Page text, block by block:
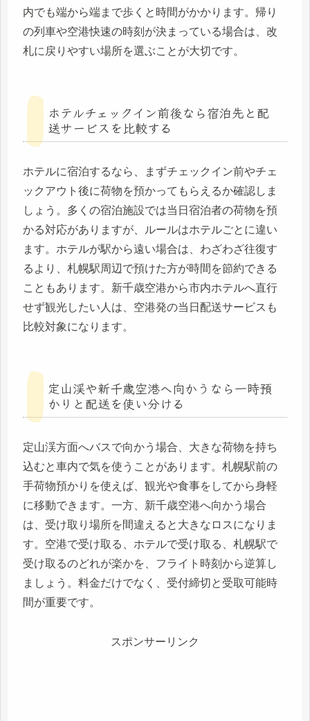
内でも端から端まで歩くと時間がかかります。帰り
の列車や空港快速の時刻が決まっている場合は、改
札に戻りやすい場所を選ぶことが大切です。
ホテルチェックイン前後なら宿泊先と配
送サービスを比較する
ホテルに宿泊するなら、まずチェックイン前やチェ
ックアウト後に荷物を預かってもらえるか確認しま
しょう。多くの宿泊施設では当日宿泊者の荷物を預
かる対応がありますが、ルールはホテルごとに違い
ます。ホテルが駅から遠い場合は、わざわざ往復す
るより、札幌駅周辺で預けた方が時間を節約できる
こともあります。新千歳空港から市内ホテルへ直行
せず観光したい人は、空港発の当日配送サービスも
比較対象になります。
定山渓や新千歳空港へ向かうなら一時預
かりと配送を使い分ける
定山渓方面へバスで向かう場合、大きな荷物を持ち
込むと車内で気を使うことがあります。札幌駅前の
手荷物預かりを使えば、観光や食事をしてから身軽
に移動できます。一方、新千歳空港へ向かう場合
は、受け取り場所を間違えると大きなロスになりま
す。空港で受け取る、ホテルで受け取る、札幌駅で
受け取るのどれが楽かを、フライト時刻から逆算し
ましょう。料金だけでなく、受付締切と受取可能時
間が重要です。
スポンサーリンク